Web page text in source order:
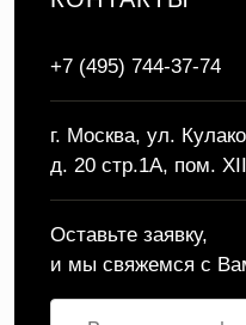
+7 (495) 744-37-74
г. Москва, ул.
д. 20 стр.1А, пом.
Оставьте заявку,
и мы свяжемся с